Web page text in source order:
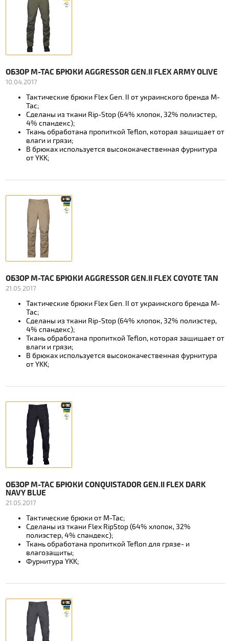
ОБЗОР M-TAC БРЮКИ AGGRESSOR GEN.II FLEX ARMY OLIVE
10.04.2017
Тактические брюки Flex Gen. II от украинского бренда M-
Tac;
Сделаны из ткани Rip-Stop (64% хлопок, 32% полиэстер,
4% спандекс);
Ткань обработана пропиткой Teflon, которая защищает от
влаги и грязи;
В брюках используется высококачественная фурнитура
от YKK;
ОБЗОР M-TAC БРЮКИ AGGRESSOR GEN.II FLEX COYOTE TAN
21.05.2017
Тактические брюки Flex Gen. II от украинского бренда M-
Tac;
Сделаны из ткани Rip-Stop (64% хлопок, 32% полиэстер,
4% спандекс);
Ткань обработана пропиткой Teflon, которая защищает от
влаги и грязи;
В брюках используется высококачественная фурнитура
от YKK;
ОБЗОР M-TAC БРЮКИ CONQUISTADOR GEN.II FLEX DARK
NAVY BLUE
21.05.2017
Тактические брюки от М-Тас;
Сделаны из ткани Flex RipStop (64% хлопок, 32%
полиэстер, 4% спандекс);
Ткань обработана пропиткой Teflon для грязе- и
влагозащиты;
Фурнитура YKK;